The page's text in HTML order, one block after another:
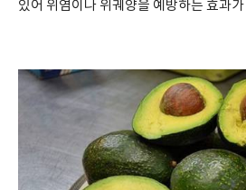
있어 위염이나 위궤양을 예방하는 효과